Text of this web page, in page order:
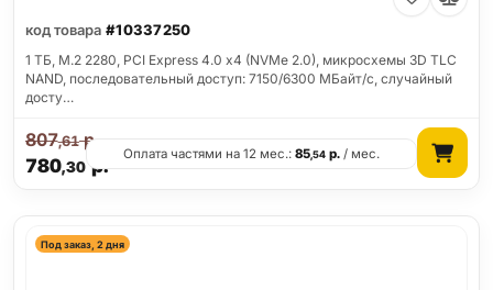
код товара #10337250
1 ТБ, M.2 2280, PCI Express 4.0 x4 (NVMe 2.0), микросхемы 3D TLC
NAND, последовательный доступ: 7150/6300 МБайт/с, случайный
досту…
780,30р.
807,61р.
Оплата частями на 12 мес.:85,54 р. / мес.
Под заказ, 2 дня